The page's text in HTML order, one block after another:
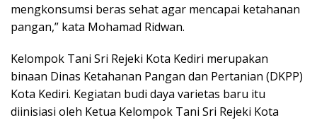
mengkonsumsi beras sehat agar mencapai ketahanan
pangan,” kata Mohamad Ridwan.
Kelompok Tani Sri Rejeki Kota Kediri merupakan
binaan Dinas Ketahanan Pangan dan Pertanian (DKPP)
Kota Kediri. Kegiatan budi daya varietas baru itu
diinisiasi oleh Ketua Kelompok Tani Sri Rejeki Kota